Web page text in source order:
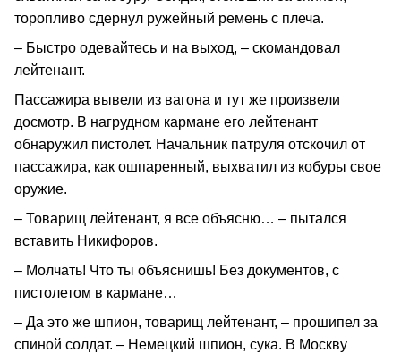
торопливо сдернул ружейный ремень с плеча.
– Быстро одевайтесь и на выход, – скомандовал
лейтенант.
Пассажира вывели из вагона и тут же произвели
досмотр. В нагрудном кармане его лейтенант
обнаружил пистолет. Начальник патруля отскочил от
пассажира, как ошпаренный, выхватил из кобуры свое
оружие.
– Товарищ лейтенант, я все объясню… – пытался
вставить Никифоров.
– Молчать! Что ты объяснишь! Без документов, с
пистолетом в кармане…
– Да это же шпион, товарищ лейтенант, – прошипел за
спиной солдат. – Немецкий шпион, сука. В Москву